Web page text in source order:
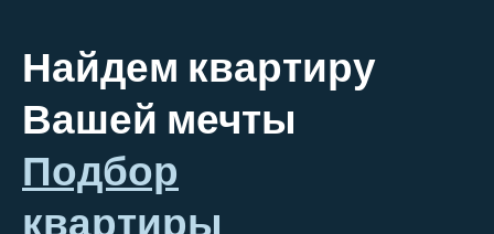
Найдем квартиру
Вашей мечты
Подбор